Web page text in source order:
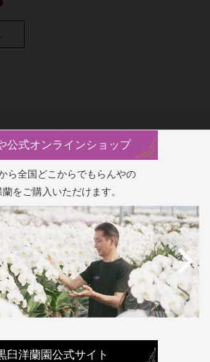
公式オンラインショップ
ら全国どこからでもらんやの
をご購入いただけます。
臼洋蘭園公式サイト